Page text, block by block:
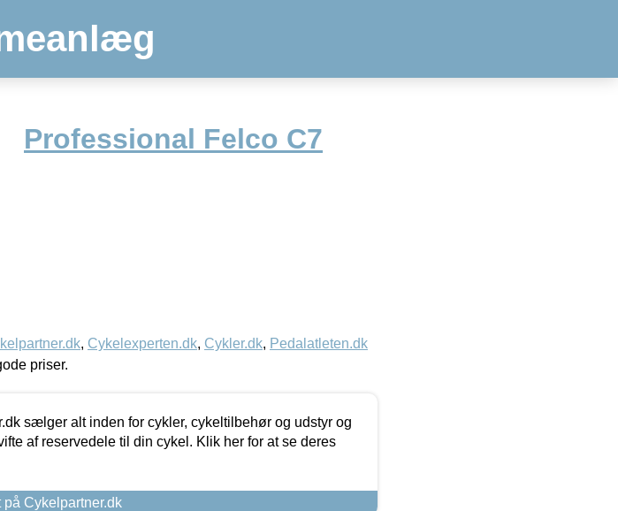
Professional Felco C7
, Cykelexperten.dk, Cykler.dk, Pedalatleten.dk
priser.
sælger alt inden for cykler, cykeltilbehør og udstyr og
af reservedele til din cykel. Klik her for at se deres
på Cykelpartner.dk